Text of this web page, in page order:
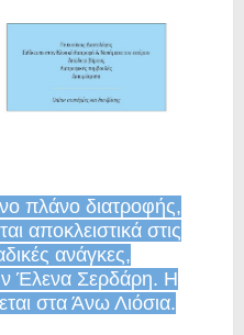
πλάνο διατροφής,
αποκλειστικά στις
ανάγκες,
Έλενα Σερδάρη. Η
στα Άνω Λιόσια.